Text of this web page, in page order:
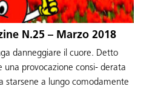
N.25 – Marzo 2018
danneggiare il cuore. Detto
una provocazione consi- derata
starsene a lungo comodamente